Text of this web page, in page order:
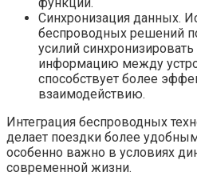
Синхронизация данных.
беспроводных решений
усилий
информацию между
способствует более
взаимодействию.
Интеграция беспроводных
делает поездки более
особенно важно в условиях
современной жизни.